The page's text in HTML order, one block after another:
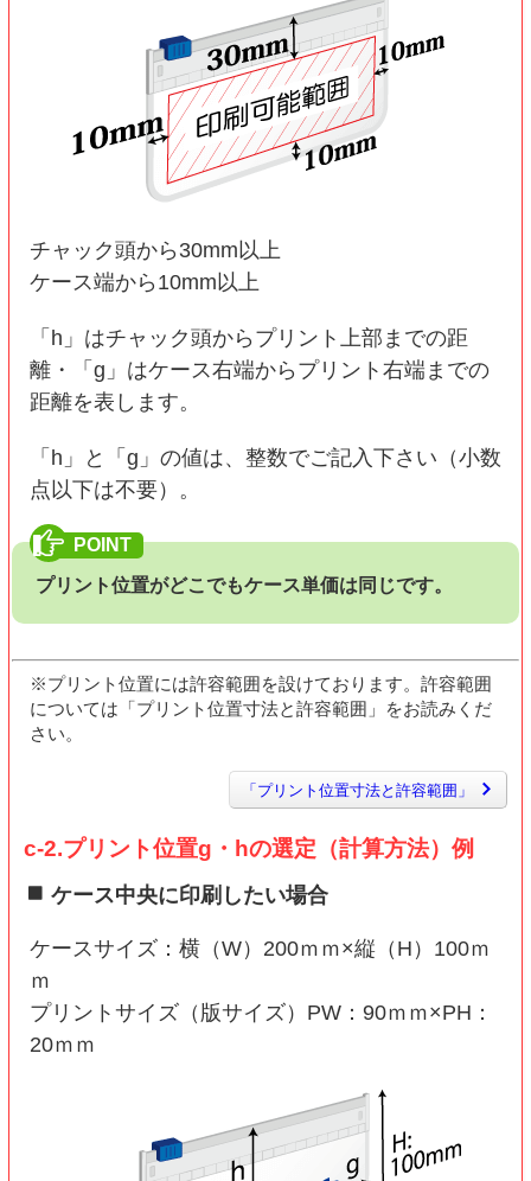
チャック頭から30mm以上
ケース端から10mm以上
「h」はチャック頭からプリント上部までの距
離・「g」はケース右端からプリント右端までの
距離を表します。
「h」と「g」の値は、整数でご記入下さい（小数
点以下は不要）。
プリント位置がどこでもケース単価は同じです。
※プリント位置には許容範囲を設けております。許容範囲
については「プリント位置寸法と許容範囲」をお読みくだ
さい。
「プリント位置寸法と許容範囲」
c-2.プリント位置g・hの選定（計算方法）例
ケース中央に印刷したい場合
ケースサイズ：横（W）200ｍｍ×縦（H）100ｍ
ｍ
プリントサイズ（版サイズ）PW：90ｍｍ×PH：
20ｍｍ